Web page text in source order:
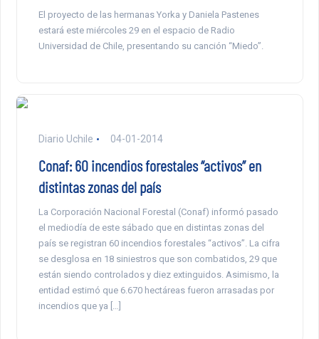
El proyecto de las hermanas Yorka y Daniela Pastenes
estará este miércoles 29 en el espacio de Radio
Universidad de Chile, presentando su canción “Miedo”.
Diario Uchile 04-01-2014
Conaf: 60 incendios forestales “activos” en
distintas zonas del país
La Corporación Nacional Forestal (Conaf) informó pasado
el mediodía de este sábado que en distintas zonas del
país se registran 60 incendios forestales “activos”. La cifra
se desglosa en 18 siniestros que son combatidos, 29 que
están siendo controlados y diez extinguidos. Asimismo, la
entidad estimó que 6.670 hectáreas fueron arrasadas por
incendios que ya […]